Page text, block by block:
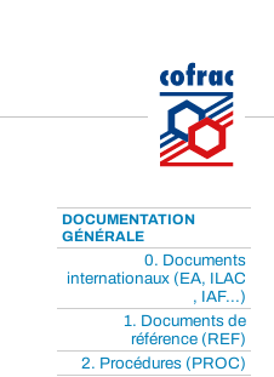
DOCUMENTATION
GÉNÉRALE
0. Documents
internationaux (EA, ILAC
, IAF...)
1. Documents de
référence (REF)
2. Procédures (PROC)